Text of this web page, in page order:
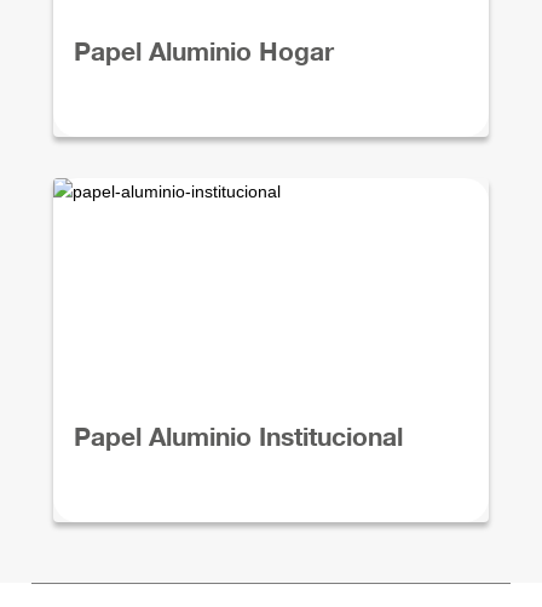
Papel Aluminio Hogar
Papel Aluminio Institucional